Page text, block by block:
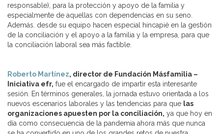
responsable), para la protección y apoyo de la familia y
especialmente de aquellas con dependencias en su seno.
Además. desde su equipo hacen especial hincapié en la gestión
de la conciliación y el apoyo a la familia y la empresa, para que
la conciliación laboral sea más factible.
Roberto Martínez, director de Fundación Másfamilia –
Iniciativa efr, fue el encargado de impartir esta interesante
sesión. En términos generales, la jornada estuvo orientada a los
nuevos escenarios laborales y las tendencias para que las
organizaciones apuesten por la conciliación, ya que hoy en
día como consecuencia de la pandemia ahora más que nunca